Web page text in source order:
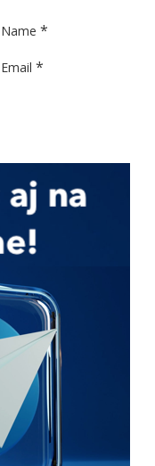
Name *
Email *